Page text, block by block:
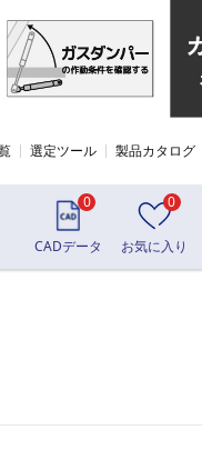
選定ツール 製品カタログ
0
CADデータ
0
お気に入り